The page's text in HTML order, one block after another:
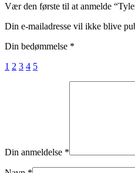
Vær den første til at anmelde
Din e-mailadresse vil ikke blive
Din bedømmelse *
1 2 3 4 5
Din anmeldelse *